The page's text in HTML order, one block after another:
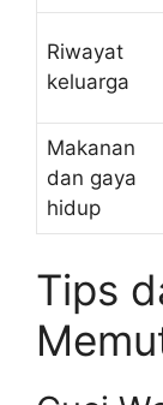
Riwayat
keluarga
Makanan
dan gaya
hidup
Tips